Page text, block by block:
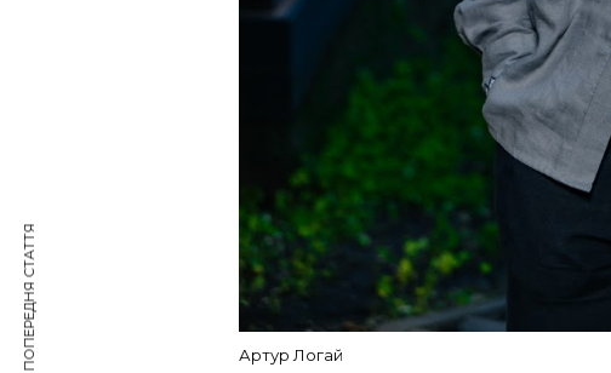
Артур Логай
ПОПЕРЕДНЯ СТАТТЯ